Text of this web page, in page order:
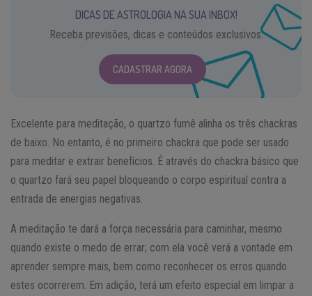
DICAS DE ASTROLOGIA NA SUA INBOX!
Receba previsões, dicas e conteúdos exclusivos.
CADASTRAR AGORA
Excelente para meditação, o quartzo fumê alinha os três chackras
de baixo. No entanto, é no primeiro chackra que pode ser usado
para meditar e extrair benefícios. É através do chackra básico que
o quartzo fará seu papel bloqueando o corpo espiritual contra a
entrada de energias negativas.
A meditação te dará a força necessária para caminhar, mesmo
quando existe o medo de errar; com ela você verá a vontade em
aprender sempre mais, bem como reconhecer os erros quando
estes ocorrerem. Em adição, terá um efeito especial em limpar a